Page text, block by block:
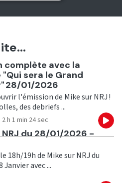
complète avec la
"Qui sera le Grand
28/01/2026
l'émission de Mike sur NRJ !
des debriefs ...
2 h 1 min 24 sec
NRJ du 28/01/2026 -
18h/19h de Mike sur NRJ du
Janvier avec ...